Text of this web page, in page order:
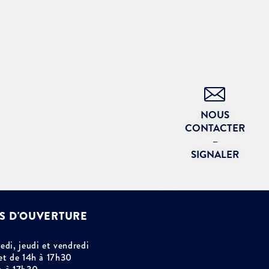
NOUS
CONTACTER
–
SIGNALER
D'OUVERTURE
jeudi et vendredi
de 14h à 17h30